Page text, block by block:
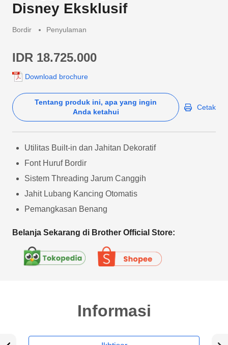
Disney Eksklusif
Bordir Penyulaman
IDR 18.725.000
Download brochure
Tentang produk ini, apa yang ingin
Anda ketahui
Cetak
Utilitas Built-in dan Jahitan Dekoratif
Font Huruf Bordir
Sistem Threading Jarum Canggih
Jahit Lubang Kancing Otomatis
Pemangkasan Benang
Belanja Sekarang di Brother Official Store:
Informasi